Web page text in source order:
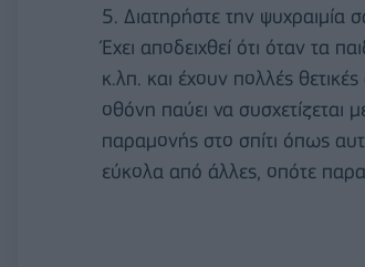
5. Διατηρήστε την ψυχραιμία
Έχει αποδειχθεί ότι όταν τα
κ.λπ. και έχουν πολλές
οθόνη παύει να συσχετίζεται
παραμονής στο σπίτι όπως
εύκολα από άλλες, οπότε